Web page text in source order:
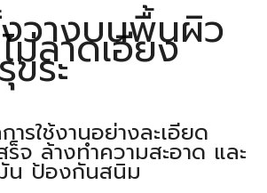
วางบนพื้นผิว
ม่ลาดเอียง
ระ
รใช้งานอย่างละเอียด
ร็จ ล้างทำความสะอาด และ
น ป้องกันสนิม